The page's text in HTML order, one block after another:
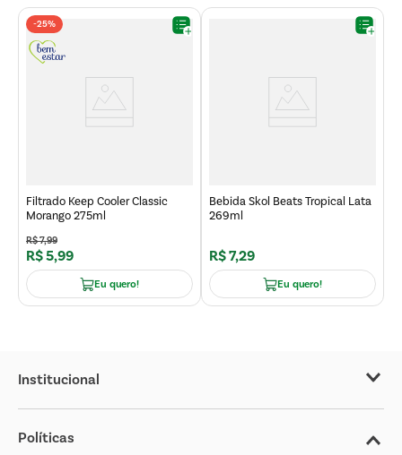
-25%
Filtrado Keep Cooler Classic
Morango 275ml
R$7,99
R$5,99
Eu quero!
Bebida Skol Beats Tropical Lata
269ml
R$7,29
Eu quero!
Institucional
Sobre o Covabra
Nossas Lojas
Políticas